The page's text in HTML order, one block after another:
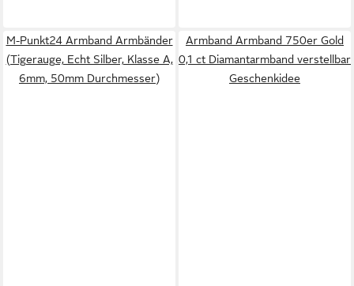
M-Punkt24 Armband Armbänder
(Tigerauge, Echt Silber, Klasse A,
6mm, 50mm Durchmesser)
Armband Armband 750er Gold
0,1 ct Diamantarmband verstellbar
Geschenkidee